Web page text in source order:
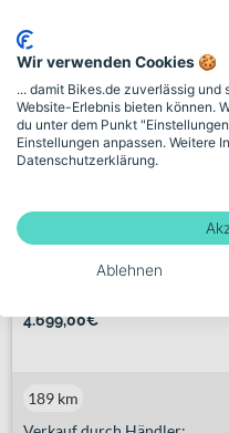
HNF Nicolai XD3 All
Terrain...
4.699,00€
189 km
Wir verwenden Cookies 🍪
... damit Bikes.de zuverlässig
Website-Erlebnis bieten können.
du unter dem Punkt
Einstellungen anpassen. Weitere
Datenschutzerklärung.
Ablehnen